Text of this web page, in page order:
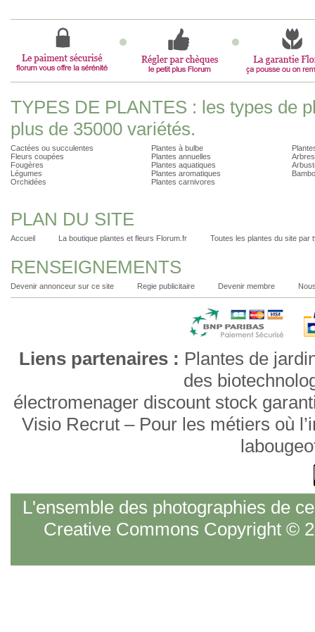
TYPES DE PLANTES : les types de
plus de 35000 variétés.
Cactées ou succulentes
Fleurs coupées
Fougères
Légumes
Orchidées
Plantes à bulbe
Plantes annuelles
Plantes aquatiques
Plantes aromatiques
Plantes carnivores
PLAN DU SITE
Accueil La boutique plantes et fleurs Florum.fr Toutes les plantes du site par
RENSEIGNEMENTS
Devenir annonceur sur ce site Regie publicitaire Devenir membre
Liens partenaires : Plantes de
des
électromenager discount stock
Visio Recrut – Pour les métiers où
L'ensemble des photographies de
Creative Commons Copyright ©